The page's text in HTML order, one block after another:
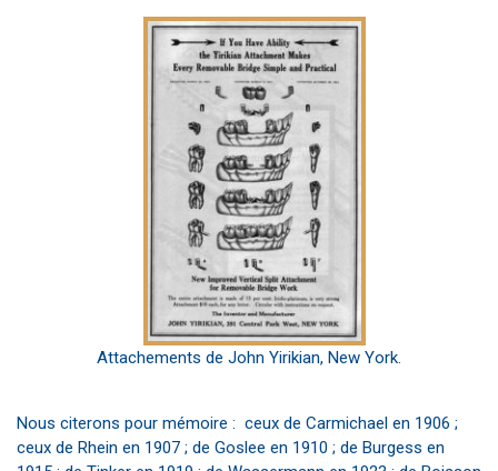
Attachements de John Yirikian, New York.
Nous citerons pour mémoire : ceux de Carmichael en 1906 ;
ceux de Rhein en 1907 ; de Goslee en 1910 ; de Burgess en